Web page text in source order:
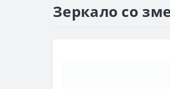
Зеркало со